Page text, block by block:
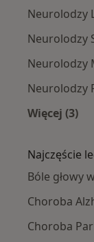
Neurolodzy
Neurolodzy
Neurolodzy
Neurolodzy
Więcej (3)
Najczęście
Bóle głowy
Choroba
Choroba